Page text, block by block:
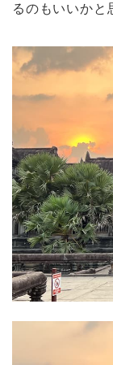
るのもいいかと